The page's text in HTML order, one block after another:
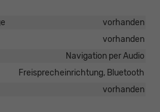
vorhanden
vorhanden
Navigation per Audio
Freisprecheinrichtung, Bluetooth
vorhanden